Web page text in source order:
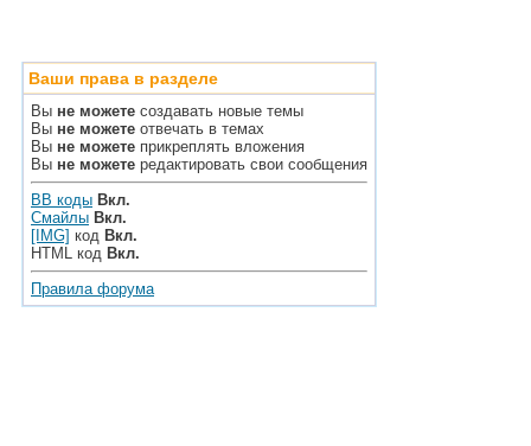
Ваши права в разделе
Вы не можете создавать новые темы
Вы не можете отвечать в темах
Вы не можете прикреплять вложения
Вы не можете редактировать свои сообщения
BB коды Вкл.
Смайлы Вкл.
[IMG] код Вкл.
HTML код Вкл.
Правила форума